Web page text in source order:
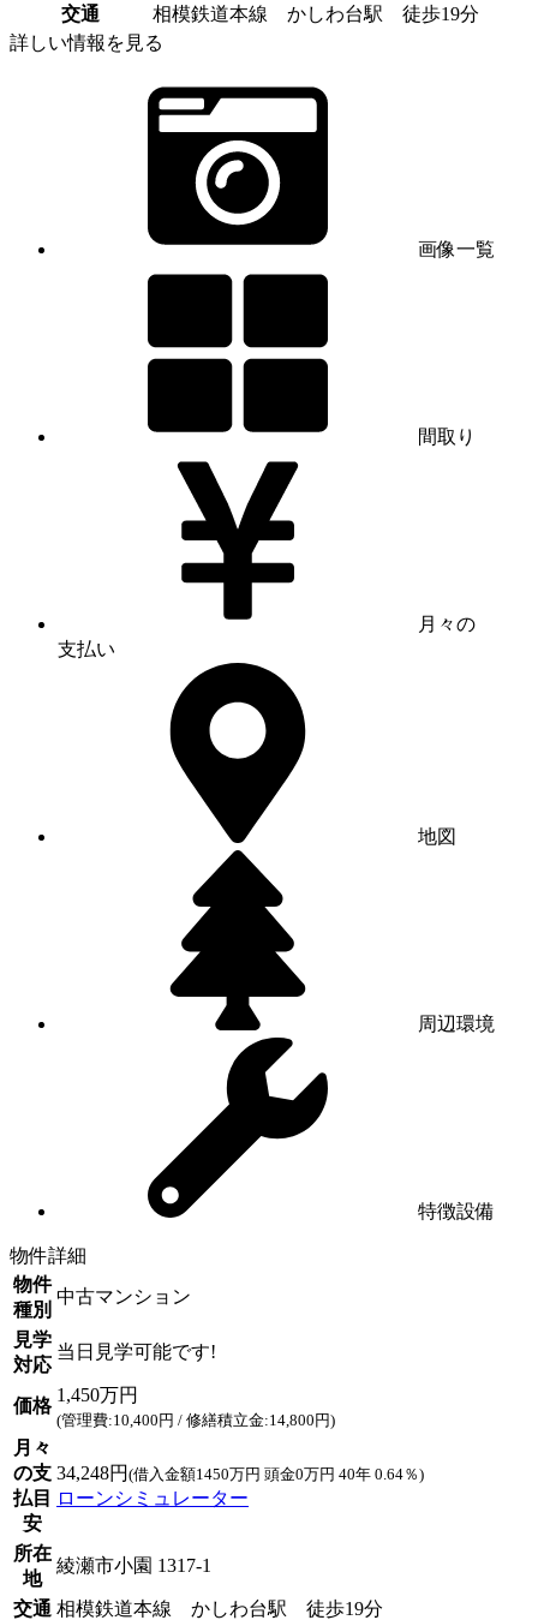
交通
相模鉄道本線 かしわ台駅 徒歩19分
詳しい情報を見る
画像一覧
間取り
月々の
支払い
地図
周辺環境
特徴設備
物件詳細
物件
種別
中古マンション
見学
対応
当日見学可能です!
価格
1,450万円
(管理費:10,400円 / 修繕積立金:14,800円)
月々
の支
払目
安
34,248円 (借入金額1450万円 頭金0万円 40年 0.64％)
ローンシミュレーター
所在
地
綾瀬市小園 1317-1
交通 相模鉄道本線 かしわ台駅 徒歩19分